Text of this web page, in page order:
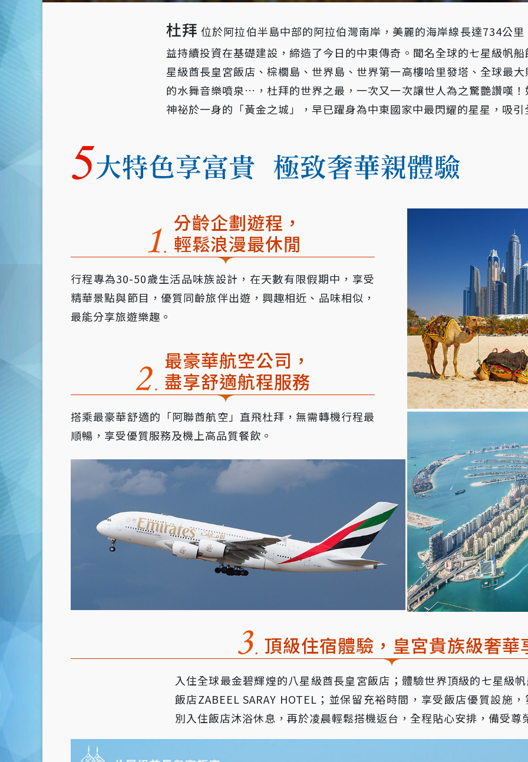
杜拜 位於阿拉伯半島中部的阿拉伯灣南岸，美麗的海岸線長達734公
益持續投資在基礎建設，締造了今日的中東傳奇。聞名全球的七星級帆
星級酋長皇宮飯店、棕櫚島、世界島、世界第一高樓哈里發塔、全球最
的水舞音樂噴泉…，杜拜的世界之最，一次又一次讓世人為之驚艷讚嘆
神祕於一身的「黃金之城」，早已躍身為中東國家中最閃耀的星星，吸
分齡企劃遊程，
輕鬆浪漫最休閒
行程專為30-50歲生活品味族設計，在天數有限假期中，享受
精華景點與節目，優質同齡旅伴出遊，興趣相近、品味相似，
最能分享旅遊樂趣。
最豪華航空公司，
盡享舒適航程服務
搭乘最豪華舒適的「阿聯酋航空」直飛杜拜，無需轉機行程最
順暢，享受優質服務及機上高品質餐飲。
頂級住宿體驗， 皇宮貴族級奢華
入住全球最金碧輝煌的八星級酋長皇宮飯店；體驗世界頂級的七星級
飯店ZABEEL SARAY HOTEL；並保留充裕時間，享受飯店優質設施
別入住飯店沐浴休息，再於凌晨輕鬆搭機返台，全程貼心安排，備受尊